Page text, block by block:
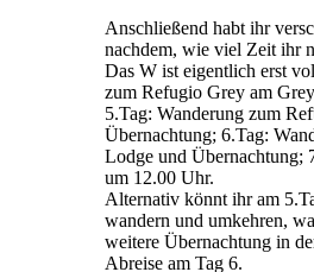
Anschließend habt ihr
nachdem, wie viel Zeit ihr
Das W ist eigentlich erst
zum Refugio Grey am
5.Tag: Wanderung zum
Übernachtung; 6.Tag:
Lodge und Übernachtung;
um 12.00 Uhr.
Alternativ könnt ihr am
wandern und umkehren,
weitere Übernachtung in
Abreise am Tag 6.